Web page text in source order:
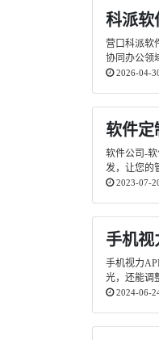
科派软
营口科派软
协同办公领
2026-04-
软件定
软件公司-
发，让您的
2023-07-
手机视
手机视力
光，还能调
2024-06-